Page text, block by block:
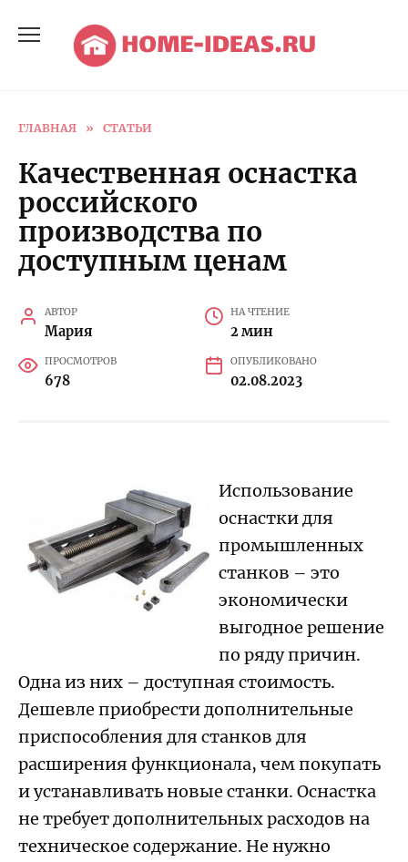
содержанию
ГЛАВНАЯ » СТАТЬИ
Качественная оснастка
российского
производства по
доступным ценам
АВТОР
Мария
НА ЧТЕНИЕ
2 мин
ПРОСМОТРОВ
678
ОПУБЛИКОВАНО
02.08.2023
Использование
оснастки для
промышленных
станков – это
экономически
выгодное решение
по ряду причин.
Одна из них – доступная стоимость.
Дешевле приобрести дополнительные
приспособления для станков для
расширения функционала, чем покупать
и устанавливать новые станки. Оснастка
не требует дополнительных расходов на
техническое содержание. Не нужно